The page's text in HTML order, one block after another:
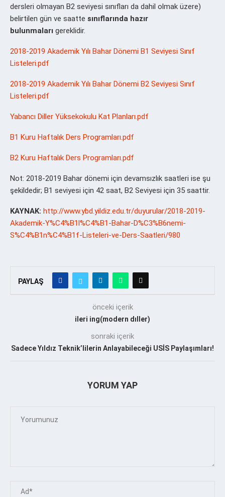
dersleri olmayan B2 seviyesi sınıfları da dahil olmak üzere)
belirtilen gün ve saatte sınıflarında hazır
bulunmaları gereklidir.
2018-2019 Akademik Yılı Bahar Dönemi B1 Seviyesi Sınıf
Listeleri.pdf
2018-2019 Akademik Yılı Bahar Dönemi B2 Seviyesi Sınıf
Listeleri.pdf
Yabancı Diller Yüksekokulu Kat Planları.pdf
B1 Kuru Haftalık Ders Programları.pdf
B2 Kuru Haftalık Ders Programları.pdf
Not: 2018-2019 Bahar dönemi için devamsızlık saatleri ise şu
şekildedir; B1 seviyesi için 42 saat, B2 Seviyesi için 35 saattir.
KAYNAK: http://www.ybd.yildiz.edu.tr/duyurular/2018-2019-
Akademik-Y%C4%B1l%C4%B1-Bahar-D%C3%B6nemi-
S%C4%B1n%C4%B1f-Listeleri-ve-Ders-Saatleri/980
PAYLAŞ
önceki içerik
ileri ing(modern dıller)
sonraki içerik
Sadece Yıldız Teknik’lilerin Anlayabileceği USİS Paylaşımları!
YORUM YAP